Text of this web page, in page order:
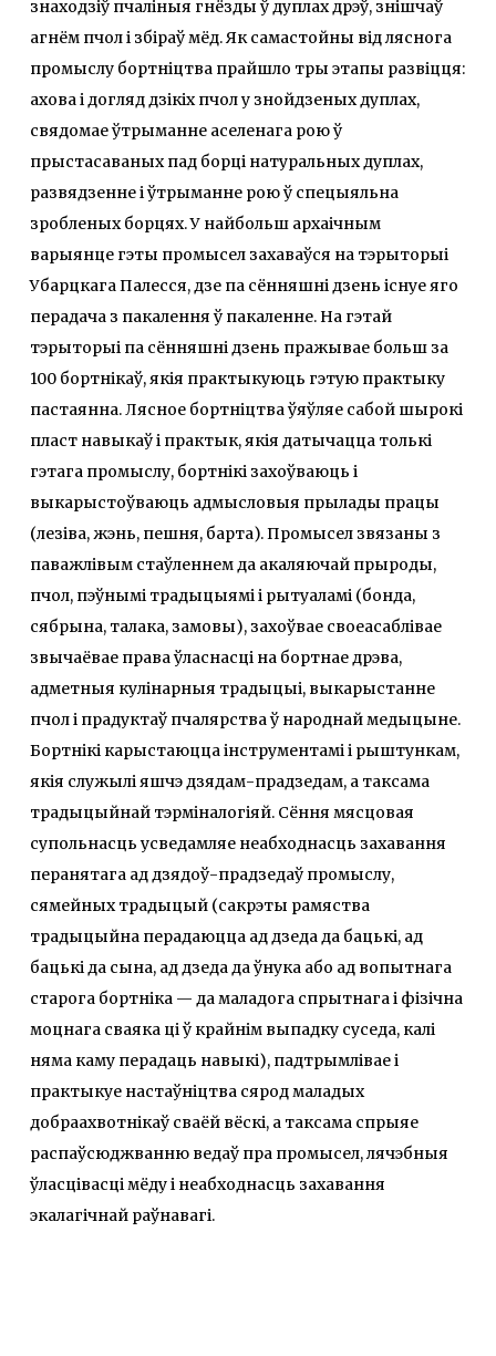
знаходзіў пчаліныя гнёзды ў дуплах дрэў, знішчаў
агнём пчол і збіраў мёд. Як самастойны від ляснога
промыслу бортніцтва прайшло тры этапы развіцця:
ахова і догляд дзікіх пчол у знойдзеных дуплах,
свядомае ўтрыманне аселенага рою ў
прыстасаваных пад борці натуральных дуплах,
развядзенне і ўтрыманне рою ў спецыяльна
зробленых борцях. У найбольш архаічным
варыянце гэты промысел захаваўся на тэрыторыі
Убарцкага Палесся, дзе па сённяшні дзень існуе яго
перадача з пакалення ў пакаленне. На гэтай
тэрыторыі па сённяшні дзень пражывае больш за
100 бортнікаў, якія практыкуюць гэтую практыку
пастаянна. Лясное бортніцтва ўяўляе сабой шырокі
пласт навыкаў і практык, якія датычацца толькі
гэтага промыслу, бортнікі захоўваюць і
выкарыстоўваюць адмысловыя прылады працы
(лезіва, жэнь, пешня, барта). Промысел звязаны з
паважлівым стаўленнем да акаляючай прыроды,
пчол, пэўнымі традыцыямі і рытуаламі (бонда,
сябрына, талака, замовы), захоўвае своеасаблівае
звычаёвае права ўласнасці на бортнае дрэва,
адметныя кулінарныя традыцыі, выкарыстанне
пчол і прадуктаў пчалярства ў народнай медыцыне.
Бортнікі карыстаюцца інструментамі і рыштункам,
якія служылі яшчэ дзядам-прадзедам, а таксама
традыцыйнай тэрміналогіяй. Сёння мясцовая
супольнасць усведамляе неабходнасць захавання
перанятага ад дзядоў-прадзедаў промыслу,
сямейных традыцый (сакрэты рамяства
традыцыйна перадаюцца ад дзеда да бацькі, ад
бацькі да сына, ад дзеда да ўнука або ад вопытнага
старога бортніка — да маладога спрытнага і фізічна
моцнага сваяка ці ў крайнім выпадку суседа, калі
няма каму перадаць навыкі), падтрымлівае і
практыкуе настаўніцтва сярод маладых
добраахвотнікаў сваёй вёскі, а таксама спрыяе
распаўсюджванню ведаў пра промысел, лячэбныя
ўласцівасці мёду і неабходнасць захавання
экалагічнай раўнавагі.